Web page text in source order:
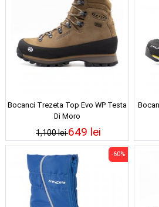
Bocanci Trezeta Top Evo WP Testa
Di Moro
1,100 lei649 lei
-60%